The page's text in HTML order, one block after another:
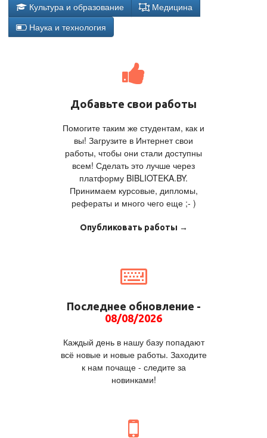
Культура и образование
Медицина
Наука и технология
Добавьте свои работы
Помогите таким же студентам, как и
вы! Загрузите в Интернет свои
работы, чтобы они стали доступны
всем! Сделать это лучше через
платформу BIBLIOTEKA.BY.
Принимаем курсовые, дипломы,
рефераты и много чего еще ;- )
Опубликовать работы →
Последнее обновление -
08/08/2026
Каждый день в нашу базу попадают
всё новые и новые работы. Заходите
к нам почаще - следите за
новинками!